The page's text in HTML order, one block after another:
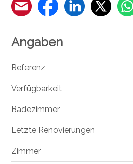
Angaben
Referenz
Verfügbarkeit
Badezimmer
Letzte Renovierungen
Zimmer